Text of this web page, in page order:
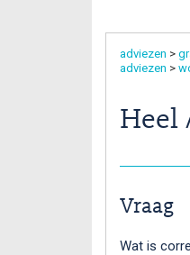
adviezen >
adviezen >
Heel
Vraag
Wat is